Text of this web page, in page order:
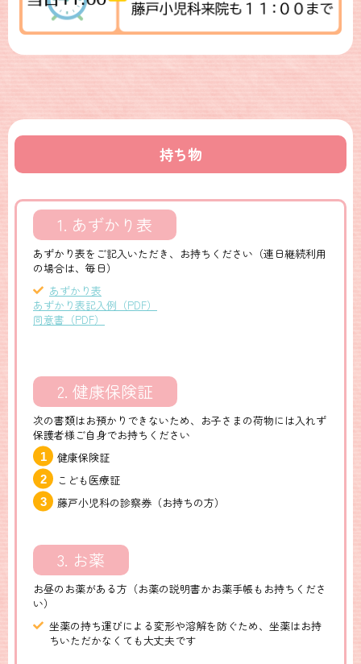
持ち物
1. あずかり表
あずかり表をご記入いただき、お持ちください（連日継続利用
の場合は、毎日）
あずかり表
あずかり表記入例（PDF）
同意書（PDF）
2. 健康保険証
次の書類はお預かりできないため、お子さまの荷物には入れず
保護者様ご自身でお持ちください
健康保険証
こども医療証
藤戸小児科の診察券（お持ちの方）
3. お薬
お昼のお薬がある方（お薬の説明書かお薬手帳もお持ちくださ
い）
坐薬の持ち運びによる変形や溶解を防ぐため、坐薬はお持
ちいただかなくても大丈夫です